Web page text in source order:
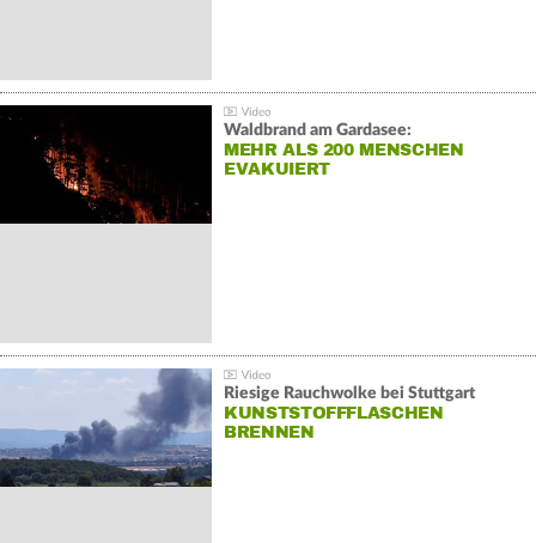
Waldbrand am Gardasee:
MEHR ALS 200 MENSCHEN
EVAKUIERT
Riesige Rauchwolke bei Stuttgart
KUNSTSTOFFFLASCHEN
BRENNEN